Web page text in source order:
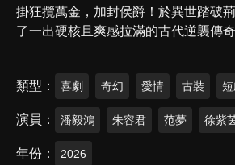
掛狂攬萬金，加封侯爵！於異世踏破
了一出硬核且爽感拉滿的古代逆襲傳奇
類型 喜劇 奇幻 愛情 古裝
演員 潘毅鴻 朱容君 范夢 徐紫
年份 2026